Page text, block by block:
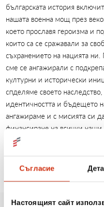
Съгласие
Настоящият сайт
българската история
нашата военна мощ през
което прославя героизма и
които са се сражавали за
съхранението на нацията
сме се ангажирали с
културни и исторически
спделяме своето
идентичността и бъдещето
ангажираме и с мисията си
финансиране на всички
моментното им социално